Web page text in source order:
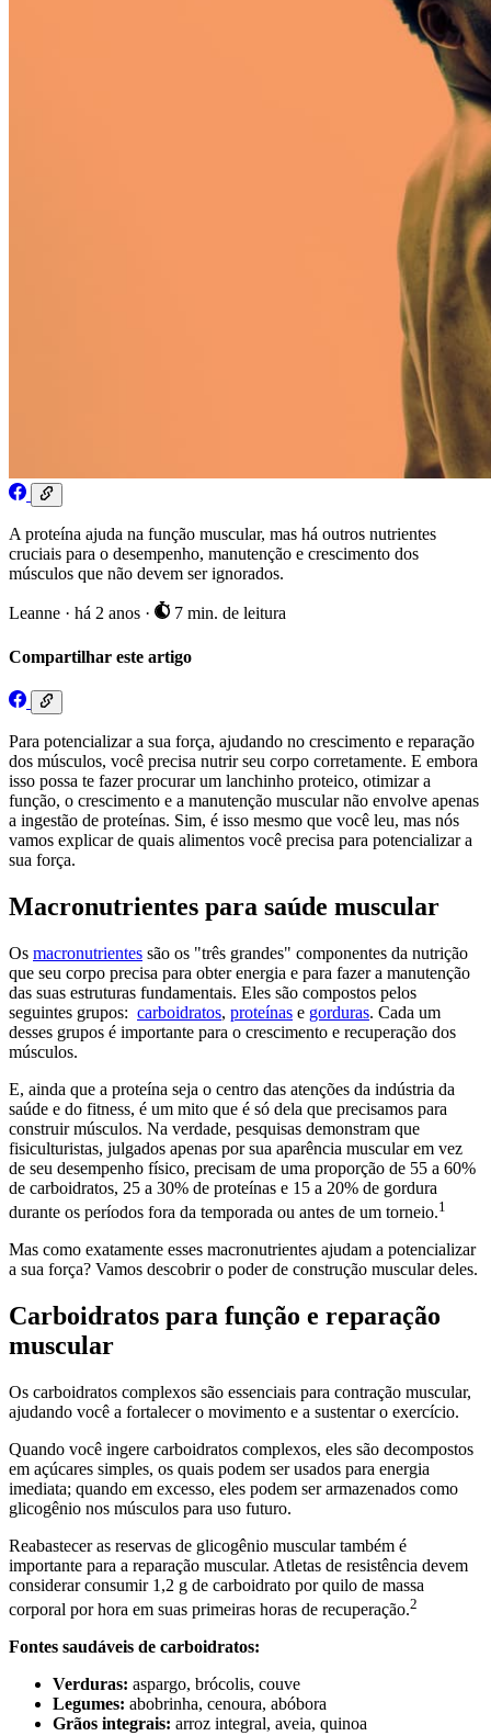
A proteína ajuda na função muscular, mas há outros nutrientes
cruciais para o desempenho, manutenção e crescimento dos
músculos que não devem ser ignorados.
Leanne · há 2 anos · 7 min. de leitura
Compartilhar este artigo
Para potencializar a sua força, ajudando no crescimento e reparação
dos músculos, você precisa nutrir seu corpo corretamente. E embora
isso possa te fazer procurar um lanchinho proteico, otimizar a
função, o crescimento e a manutenção muscular não envolve apenas
a ingestão de proteínas. Sim, é isso mesmo que você leu, mas nós
vamos explicar de quais alimentos você precisa para potencializar a
sua força.
Macronutrientes para saúde muscular
Os macronutrientes são os "três grandes" componentes da nutrição
que seu corpo precisa para obter energia e para fazer a manutenção
das suas estruturas fundamentais. Eles são compostos pelos
seguintes grupos: carboidratos, proteínas e gorduras. Cada um
desses grupos é importante para o crescimento e recuperação dos
músculos.
E, ainda que a proteína seja o centro das atenções da indústria da
saúde e do fitness, é um mito que é só dela que precisamos para
construir músculos. Na verdade, pesquisas demonstram que
fisiculturistas, julgados apenas por sua aparência muscular em vez
de seu desempenho físico, precisam de uma proporção de 55 a 60%
de carboidratos, 25 a 30% de proteínas e 15 a 20% de gordura
durante os períodos fora da temporada ou antes de um torneio.1
Mas como exatamente esses macronutrientes ajudam a potencializar
a sua força? Vamos descobrir o poder de construção muscular deles.
Carboidratos para função e reparação
muscular
Os carboidratos complexos são essenciais para contração muscular,
ajudando você a fortalecer o movimento e a sustentar o exercício.
Quando você ingere carboidratos complexos, eles são decompostos
em açúcares simples, os quais podem ser usados para energia
imediata; quando em excesso, eles podem ser armazenados como
glicogênio nos músculos para uso futuro.
Reabastecer as reservas de glicogênio muscular também é
importante para a reparação muscular. Atletas de resistência devem
considerar consumir 1,2 g de carboidrato por quilo de massa
corporal por hora em suas primeiras horas de recuperação.2
Fontes saudáveis de carboidratos:
Verduras: aspargo, brócolis, couve
Legumes: abobrinha, cenoura, abóbora
Grãos integrais: arroz integral, aveia, quinoa